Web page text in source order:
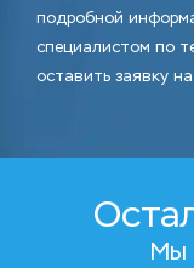
подробной
специалистом по
оставить заявку
Мы